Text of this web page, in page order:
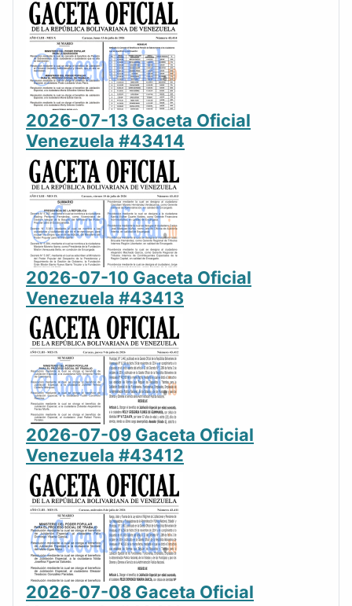
2026-07-13 Gaceta Oficial
Venezuela #43414
2026-07-10 Gaceta Oficial
Venezuela #43413
2026-07-09 Gaceta Oficial
Venezuela #43412
2026-07-08 Gaceta Oficial